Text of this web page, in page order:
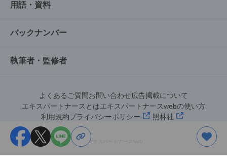
用語・資料
バックナンバー
執筆者・監修者
よくあるご質問お問い合わせ広告掲載について
エキスパートナースとはエキスパートナースwebの使い方
利用規約プライバシーポリシー 照林社
©︎エキスパートナースweb